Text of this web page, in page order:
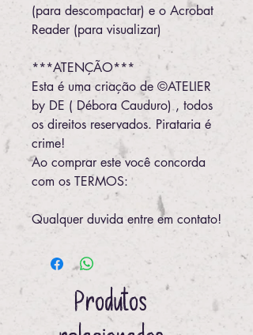
(para descompactar) e o Acrobat
Reader (para visualizar)
***ATENÇÃO***
Esta é uma criação de ©ATELIER
by DE ( Débora Cauduro) , todos
os direitos reservados. Pirataria é
crime!
Ao comprar este você concorda
com os TERMOS:
Qualquer duvida entre em contato!
Produtos